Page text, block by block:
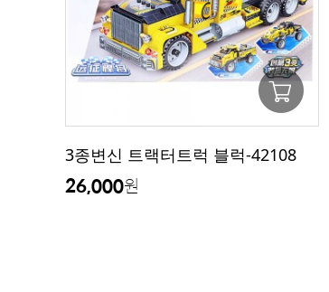
3종변신 트랙터트럭 블럭-42108
26,000원